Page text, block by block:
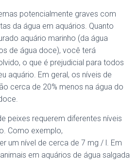
potencialmente graves com
da água em aquários. Quanto
aquário marinho (da água
de água doce), você terá
o que é prejudicial para todos
aquário. Em geral, os níveis de
cerca de 20% menos na água do
peixes requerem diferentes níveis
Como exemplo,
um nível de cerca de 7 mg / l. Em
em aquários de água salgada